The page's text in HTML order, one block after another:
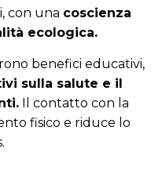
con una coscienza
ecologica.
benefici educativi,
sulla salute e il
Il contatto con la
fisico e riduce lo